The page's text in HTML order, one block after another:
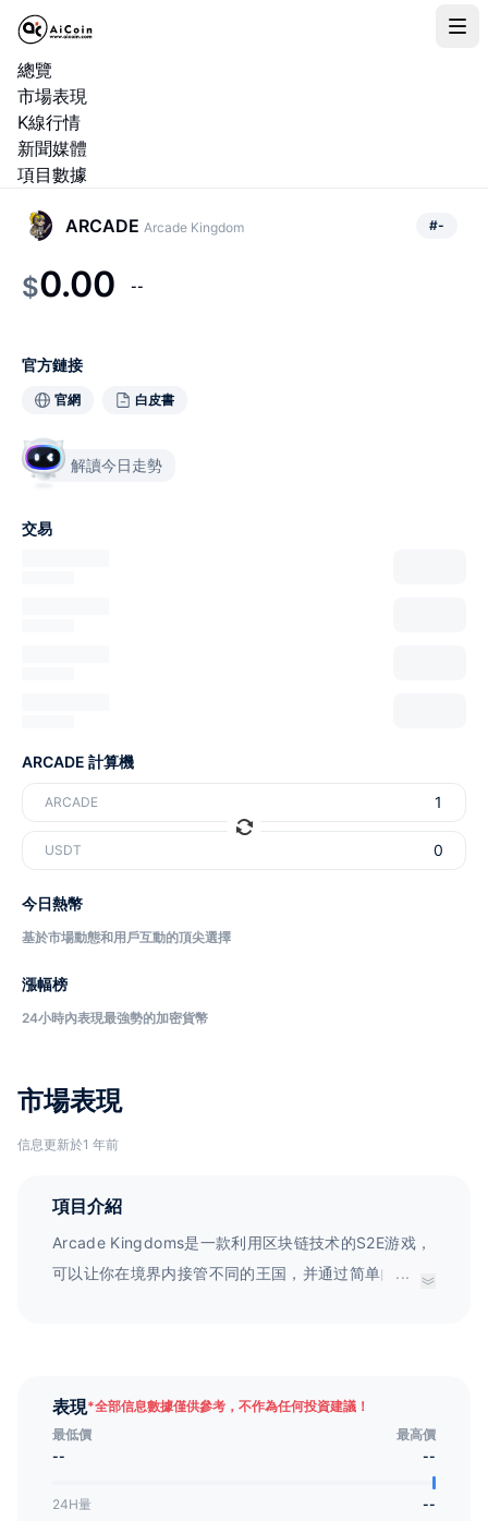
總覽
市場表現
K線行情
新聞媒體
項目數據
市場表現
信息更新於1 年前
項目介紹
Arcade Kingdoms是一款利用区块链技术的S2E游戏，
可以让你在境界内接管不同的王国，并通过简单的战斗
...
表現*全部信息數據僅供參考，不作為任何投資建議！
最低價
最高價
--
--
24H量
--
ARCADE Arcade Kingdom #-
$0.00 --
官方鏈接
官網 白皮書
解讀今日走勢
交易
ARCADE 計算機
ARCADE
USDT
今日熱幣
基於市場動態和用戶互動的頂尖選擇
漲幅榜
24小時內表現最強勢的加密貨幣